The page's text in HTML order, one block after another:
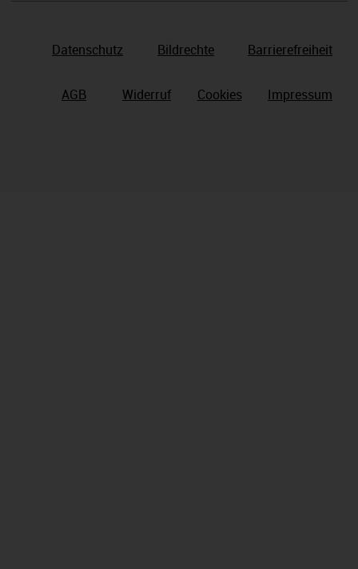
Datenschutz Bildrechte Barrierefreiheit
AGB Widerruf Cookies Impressum